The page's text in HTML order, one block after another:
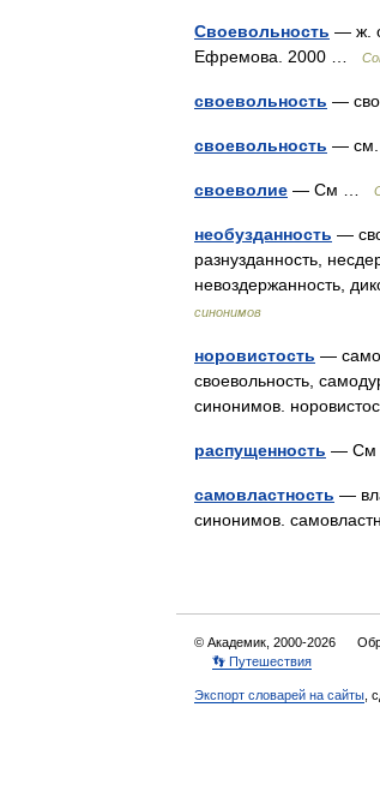
Своевольность — ж.
Ефремова. 2000 …
своевольность —
своевольность — см.
своеволие — См …
необузданность —
разнузданность,
невоздержанность,
синонимов
норовистость —
своевольность,
синонимов.
распущенность —
самовластность —
синонимов.
© Академик, 2000-2026
👣 Путешествия
Экспорт словарей на сайты ,